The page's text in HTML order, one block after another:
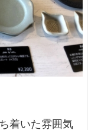
着いた雰囲気